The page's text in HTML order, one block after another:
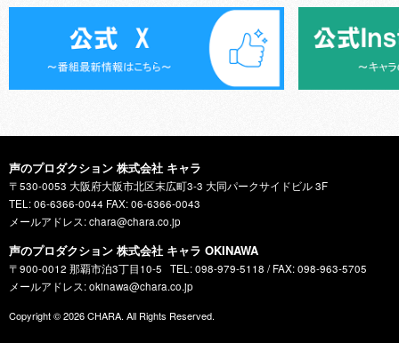
声のプロダクション 株式会社 キャラ
〒530-0053 大阪府大阪市北区末広町3-3 大同パークサイドビル 3F
TEL: 06-6366-0044 FAX: 06-6366-0043
メールアドレス: chara@chara.co.jp
声のプロダクション 株式会社 キャラ OKINAWA
〒900-0012 那覇市泊3丁目10-5
TEL: 098-979-5118 / FAX: 098-963-5705
メールアドレス: okinawa@chara.co.jp
Copyright © 2026CHARA. All Rights Reserved.